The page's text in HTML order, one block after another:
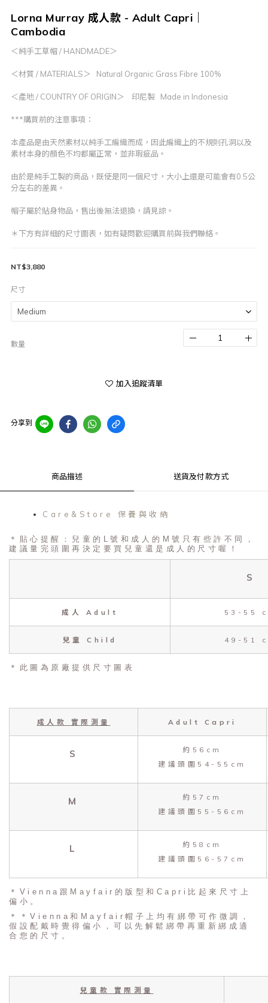
Lorna Murray 成人款 - Adult Capri｜
Cambodia
＜純手工草帽 / HANDMADE＞
＜材質 / MATERIALS＞   Natural Organic Grass Fibre 100%
＜產地 / COUNTRY OF ORIGIN＞    印尼製   Made in Indonesia
***購買前的注意事項：
本產品是由天然素材以純手工編織而成，因此編織上的不規則孔洞以及
素材本身的顏色不均都屬正常，並非瑕疵品。
由於是純手工製的商品，既使是同一個尺寸，大小上還是可能會有0.5公
分左右的差異。
帽子屬於貼身物品，售出後無法退換，請見諒。
＊下方有詳細的尺寸圖表，如有疑問歡迎購買前與我們聯絡。
NT$3,880
尺寸
數量
加入追蹤清單
分享到
商品描述 送貨及付款方式
Care&Store 保養與收納
＊貼心提醒：兒童的L號和成人的M號只有些許不同，
建議量完頭圍再決定要買兒童還是成人的尺寸喔！
S
成人 Adult 53-55
兒童 Child 49-51
＊此圖為原廠提供尺寸圖表
成人款 實際測量 Adult Capri
S
約56cm
建議頭圍54-55cm
M
約57cm
建議頭圍55-56cm
L
約58cm
建議頭圍56-57cm
＊Vienna跟Mayfair的版型和Capri比起來尺寸上
偏小。
＊＊Vienna和Mayfair帽子上均有綁帶可作微調，
假設配戴時覺得偏小，可以先解鬆綁帶再重新綁成適
合您的尺寸。
兒童款 實際測量